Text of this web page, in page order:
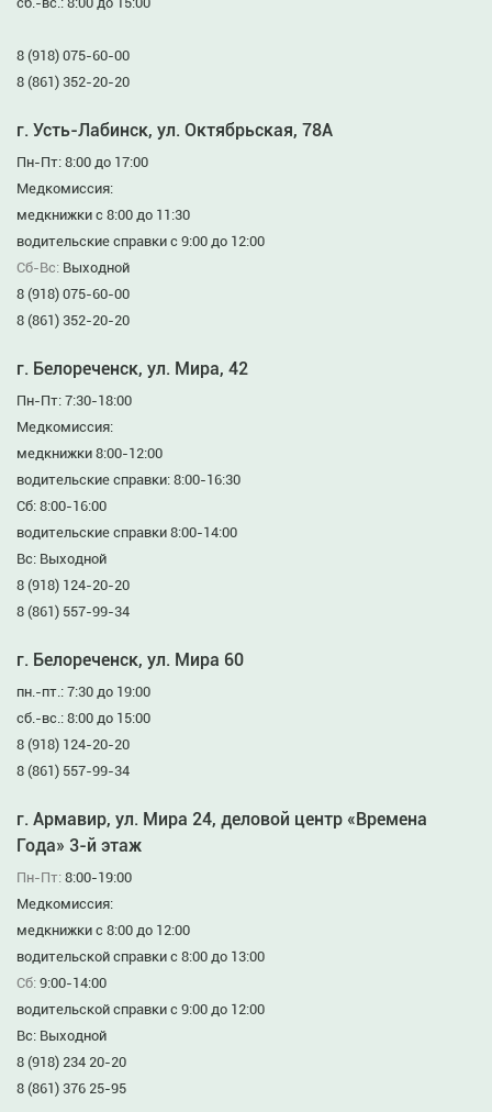
8 (918) 075-60-00
8 (861) 352-20-20
г. Усть-Лабинск, ул. Октябрьская, 78А
Пн-Пт: 8:00 до 17:00
Медкомиссия:
медкнижки с 8:00 до 11:30
водительские справки с 9:00 до 12:00
Сб-Вс: Выходной
8 (918) 075-60-00
8 (861) 352-20-20
г. Белореченск, ул. Мира, 42
Пн-Пт: 7:30-18:00
Медкомиссия:
медкнижки 8:00-12:00
водительские справки: 8:00-16:30
Сб: 8:00-16:00
водительские справки 8:00-14:00
Вс: Выходной
8 (918) 124-20-20
8 (861) 557-99-34
г. Белореченск, ул. Мира 60
пн.-пт.: 7:30 до 19:00
сб.-вс.: 8:00 до 15:00
8 (918) 124-20-20
8 (861) 557-99-34
г. Армавир, ул. Мира 24, деловой центр «Времена
Года» 3-й этаж
Пн-Пт: 8:00-19:00
Медкомиссия:
медкнижки с 8:00 до 12:00
водительской справки с 8:00 до 13:00
Сб: 9:00-14:00
водительской справки с 9:00 до 12:00
Вс: Выходной
8 (918) 234 20-20
8 (861) 376 25-95